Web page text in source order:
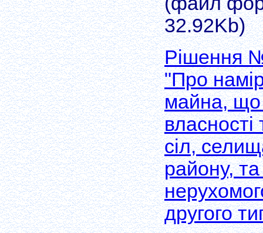
32.92Kb)
Рішення
"Про
майна, що
сіл,
району,
другого